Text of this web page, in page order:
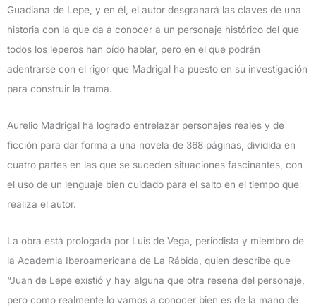
Guadiana de Lepe, y en él, el autor desgranará las claves de una
historia con la que da a conocer a un personaje histórico del que
todos los leperos han oído hablar, pero en el que podrán
adentrarse con el rigor que Madrigal ha puesto en su investigación
para construir la trama.
Aurelio Madrigal ha logrado entrelazar personajes reales y de
ficción para dar forma a una novela de 368 páginas, dividida en
cuatro partes en las que se suceden situaciones fascinantes, con
el uso de un lenguaje bien cuidado para el salto en el tiempo que
realiza el autor.
La obra está prologada por Luis de Vega, periodista y miembro de
la Academia Iberoamericana de La Rábida, quien describe que
“Juan de Lepe existió y hay alguna que otra reseña del personaje,
pero como realmente lo vamos a conocer bien es de la mano de